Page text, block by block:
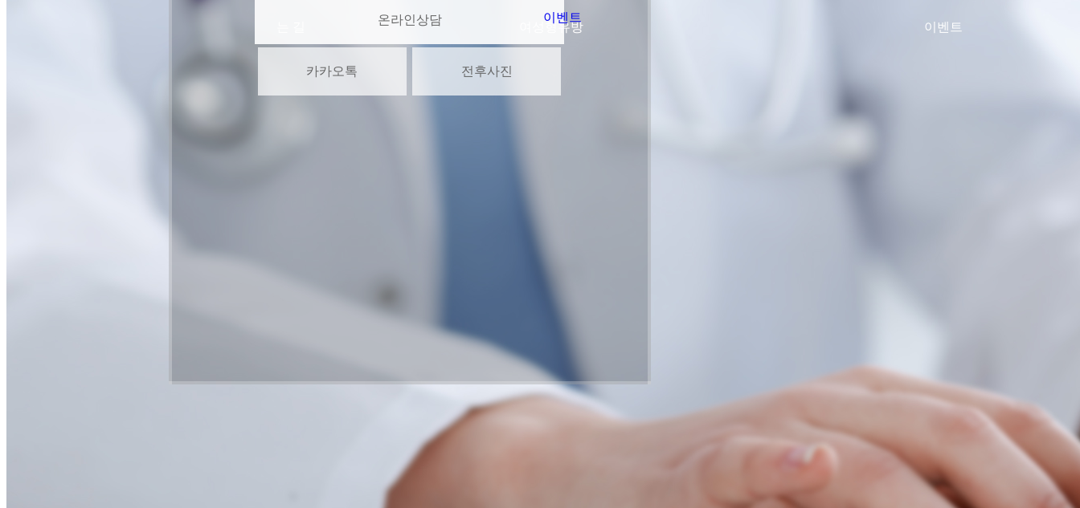
이벤트
여성형유방 이벤트
온라인상담
카카오톡 전후사진
세가지소원 네트워크
THREE WISHES NETWORK
광주점 →